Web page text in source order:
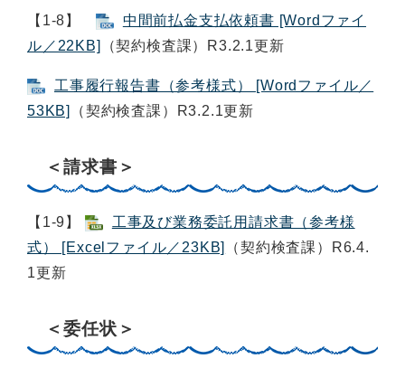
【1-8】
中間前払金支払依頼書 [Wordファイ
ル／22KB]
（契約検査課）R3.2.1更新
工事履行報告書（参考様式） [Wordファイル／
53KB]
（契約検査課）R3.2.1更新
＜請求書＞
【1-9】
工事及び業務委託用請求書（参考様
式） [Excelファイル／23KB]
（契約検査課）R6.4.
1更新
＜委任状＞